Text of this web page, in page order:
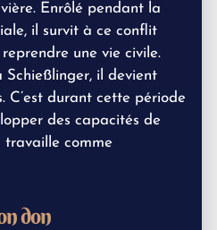
Enrôlé pendant la
il survit à ce conflit
une vie civile.
il devient
C’est durant cette période
des capacités de
travaille comme
don